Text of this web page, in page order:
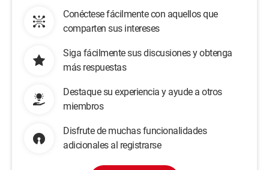
Conéctese fácilmente con aquellos que
comparten sus intereses
Siga fácilmente sus discusiones y obtenga
más respuestas
Destaque su experiencia y ayude a otros
miembros
Disfrute de muchas funcionalidades
adicionales al registrarse